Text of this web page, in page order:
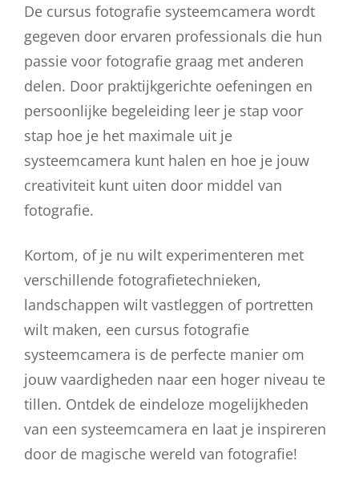
De cursus fotografie systeemcamera wordt
gegeven door ervaren professionals die hun
passie voor fotografie graag met anderen
delen. Door praktijkgerichte oefeningen en
persoonlijke begeleiding leer je stap voor
stap hoe je het maximale uit je
systeemcamera kunt halen en hoe je jouw
creativiteit kunt uiten door middel van
fotografie.
Kortom, of je nu wilt experimenteren met
verschillende fotografietechnieken,
landschappen wilt vastleggen of portretten
wilt maken, een cursus fotografie
systeemcamera is de perfecte manier om
jouw vaardigheden naar een hoger niveau te
tillen. Ontdek de eindeloze mogelijkheden
van een systeemcamera en laat je inspireren
door de magische wereld van fotografie!